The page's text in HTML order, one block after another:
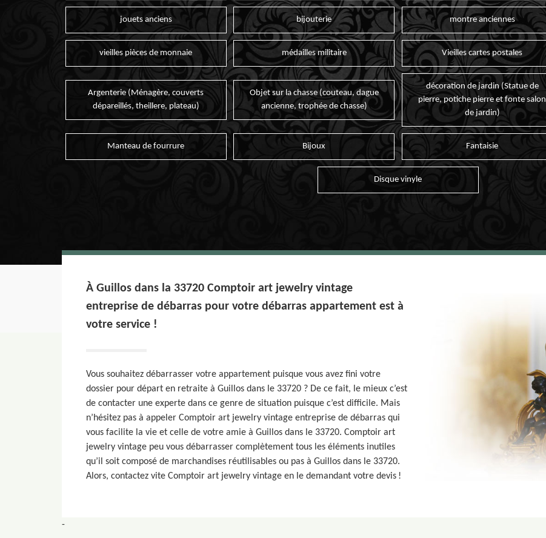
jouets anciens bijouterie montre anciennes
vieilles pièces de monnaie médailles militaire Vieilles cartes postales
Argenterie (Ménagère, couverts
dépareillés, theillere, plateau)
Objet sur la chasse (couteau, dague
ancienne, trophée de chasse)
décoration de jardin (Statue de
pierre, potiche pierre et fonte salon
de jardin)
Manteau de fourrure Bijoux Fantaisie
Disque vinyle
À Guillos dans la 33720 Comptoir art jewelry vintage
entreprise de débarras pour votre débarras appartement est à
votre service !
Vous souhaitez débarrasser votre appartement puisque vous avez fini votre
dossier pour départ en retraite à Guillos dans le 33720 ? De ce fait, le mieux c’est
de contacter une experte dans ce genre de situation puisque c’est difficile. Mais
n’hésitez pas à appeler Comptoir art jewelry vintage entreprise de débarras qui
vous facilite la vie et celle de votre amie à Guillos dans le 33720. Comptoir art
jewelry vintage peu vous débarrasser complètement tous les éléments inutiles
qu’il soit composé de marchandises réutilisables ou pas à Guillos dans le 33720.
Alors, contactez vite Comptoir art jewelry vintage en le demandant votre devis !
-